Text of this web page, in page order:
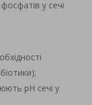
у сечі
pH сечі у